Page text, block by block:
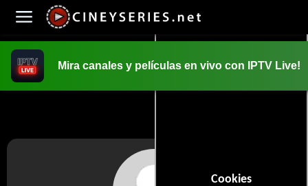
Cookies
Mira canales y películas en vivo con IPTV Live!